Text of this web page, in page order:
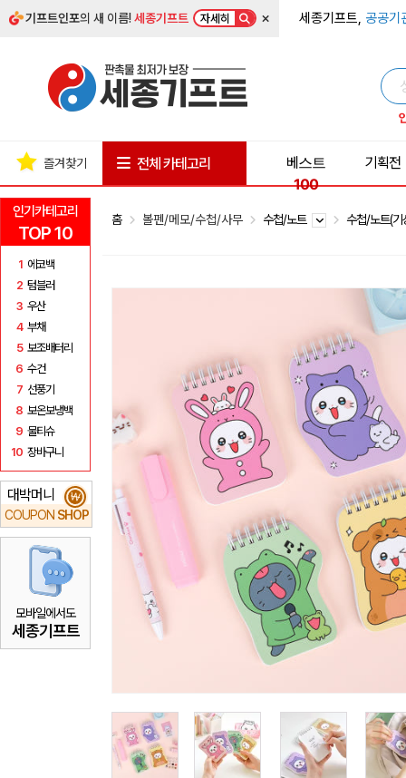
기프트인포의 새 이름!세종기프트 자세히 × 세종기프트, 공공기
인기카테고리
TOP 10
1 에코백
2 텀블러
3 우산
4 부채
5 보조배터리
6 수건
7 선풍기
8 보온보냉백
9 물티슈
10 장바구니
대박머니
COUPON SHOP
₩
모바일에서도
세종기프트
즐겨찾기 전체 카테고리
베스트
100
기획전
홈 볼펜/메모/수첩/사무 수첩/노트 수첩/노트(